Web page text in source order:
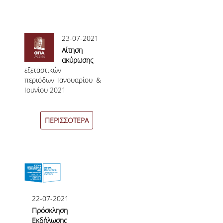
ΑΝΩΤΑΤΗ ΔΙΑΡΚΕΙΑ ΦΟΙΤΗΣΗΣ
ΣΤΡΑΤΗΓΙΚΗ ΠΠΣ
ΕΝΗΜΕΡΩΣΗ ΓΙΑ ΤΟ ΠΡΟΠΤΥΧΙΑΚΟ
VIDEO
ΜΕΤΑΠΤΥΧΙΑΚΕΣ ΣΠΟΥΔΕΣ
ΓΙΑΤΙ ΝΑ ΚΑΝΩ MASTER
23-07-2021
Αίτηση
ακύρωσης
εξεταστικών
περιόδων Ιανουαρίου &
Ιουνίου 2021
ΠΕΡΙΣΣΟΤΕΡΑ
22-07-2021
Πρόσκληση
Εκδήλωσης